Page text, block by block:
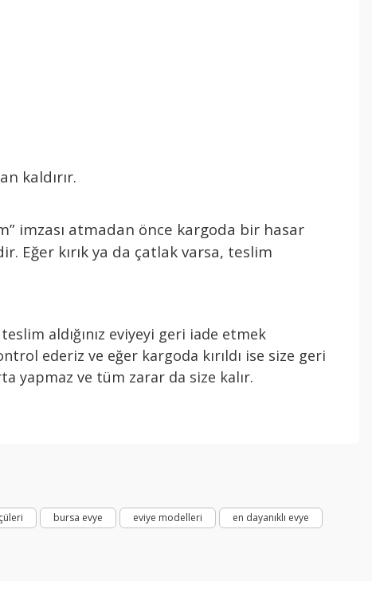
kaldırır.
imzası atmadan önce kargoda bir hasar
Eğer kırık ya da çatlak varsa, teslim
aldığınız eviyeyi geri iade etmek
ederiz ve eğer kargoda kırıldı ise size geri
yapmaz ve tüm zarar da size kalır.
bursa evye eviye modelleri
en dayanıklı evye